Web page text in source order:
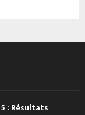
: Résultats